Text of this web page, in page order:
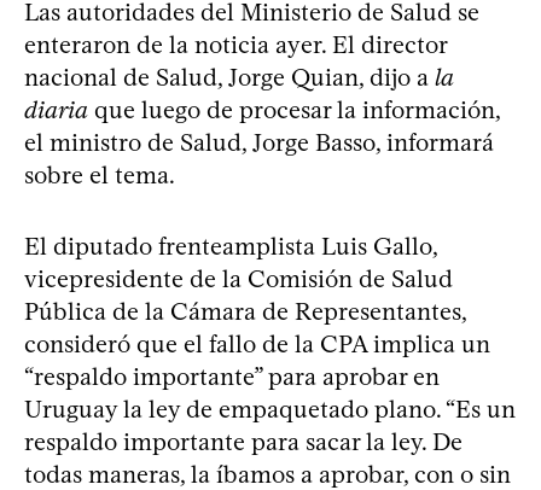
Las autoridades del Ministerio de Salud se
enteraron de la noticia ayer. El director
nacional de Salud, Jorge Quian, dijo a la
diaria que luego de procesar la información,
el ministro de Salud, Jorge Basso, informará
sobre el tema.
El diputado frenteamplista Luis Gallo,
vicepresidente de la Comisión de Salud
Pública de la Cámara de Representantes,
consideró que el fallo de la CPA implica un
“respaldo importante” para aprobar en
Uruguay la ley de empaquetado plano. “Es un
respaldo importante para sacar la ley. De
todas maneras, la íbamos a aprobar, con o sin